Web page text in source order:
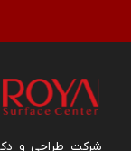
شرکت طراحی و